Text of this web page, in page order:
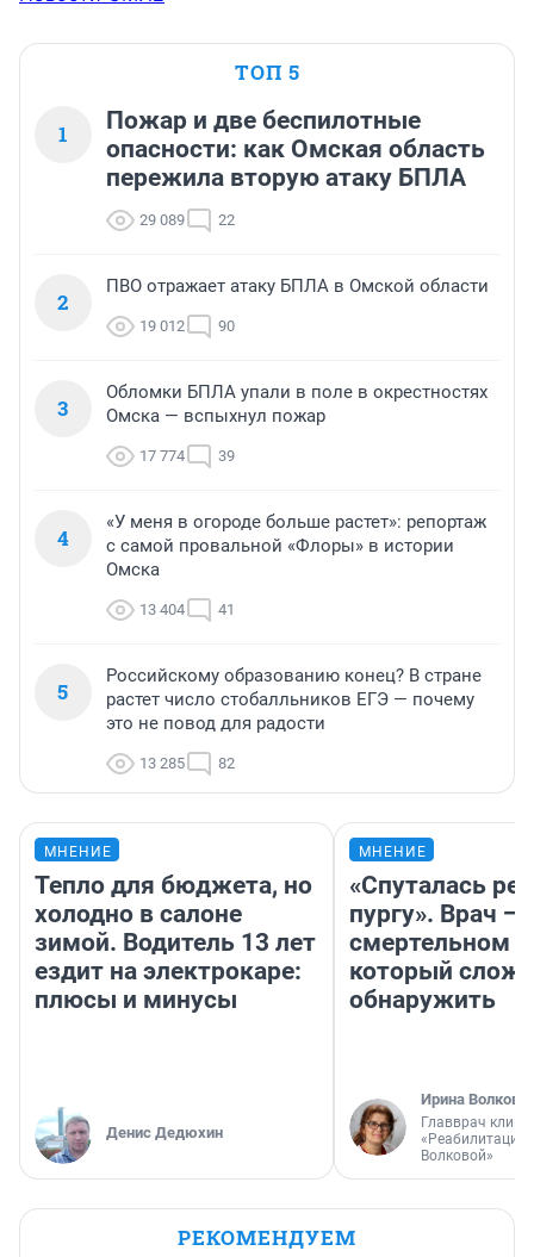
ТОП 5
1
Пожар и две беспилотные
опасности: как Омская область
пережила вторую атаку БПЛА
29 089 22
2
ПВО отражает атаку БПЛА в Омской области
19 012 90
3
Обломки БПЛА упали в поле в окрестностях
Омска — вспыхнул пожар
17 774 39
4
«У меня в огороде больше растет»: репортаж
с самой провальной «Флоры» в истории
Омска
13 404 41
5
Российскому образованию конец? В стране
растет число стобалльников ЕГЭ — почему
это не повод для радости
13 285 82
МНЕНИЕ
Тепло для бюджета, но
холодно в салоне
зимой. Водитель 13 лет
ездит на электрокаре:
плюсы и минусы
Денис Дедюхин
МНЕНИЕ
«Спуталась
пургу». Врач —
смертельном
который
обнаружить
Ирина Волкова
Главврач
«Реабилитация
Волковой»
РЕКОМЕНДУЕМ